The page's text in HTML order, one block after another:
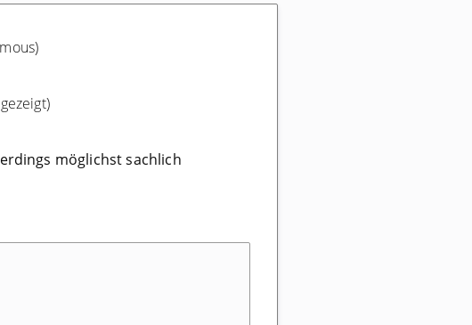
möglichst sachlich